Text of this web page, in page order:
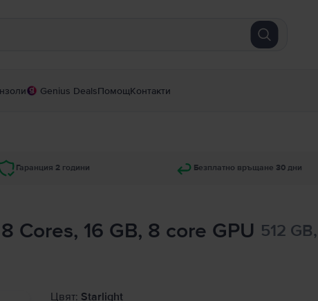
Genius DealsПомощКонтакти
Гаранция 2 години Безплатно връщане 30 дни
Cores, 16 GB, 8 core GPU 512
Цвят: Starlight